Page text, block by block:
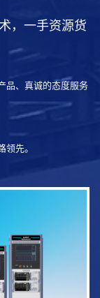
，一手资源货
品、真诚的态度服务
先。